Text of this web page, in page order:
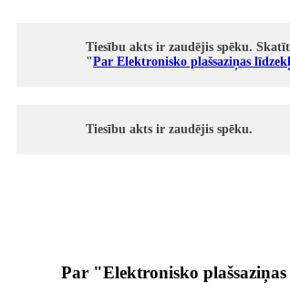
Tiesību akts ir zaudējis spēku.
"Par Elektronisko plašsaziņas
Tiesību akts ir zaudējis spēku.
Par "Elektronisko